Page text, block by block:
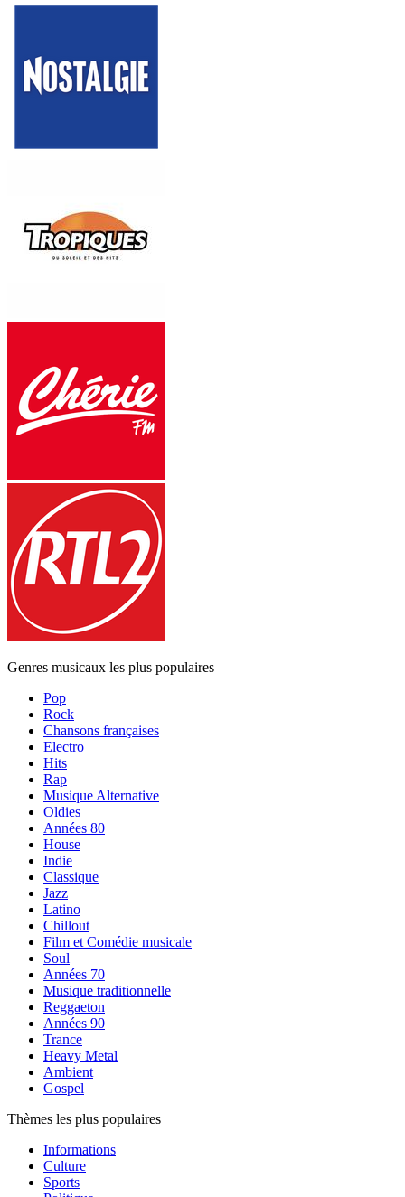
Genres musicaux les plus populaires
Pop
Rock
Chansons françaises
Electro
Hits
Rap
Musique Alternative
Oldies
Années 80
House
Indie
Classique
Jazz
Latino
Chillout
Film et Comédie musicale
Soul
Années 70
Musique traditionnelle
Reggaeton
Années 90
Trance
Heavy Metal
Ambient
Gospel
Thèmes les plus populaires
Informations
Culture
Sports